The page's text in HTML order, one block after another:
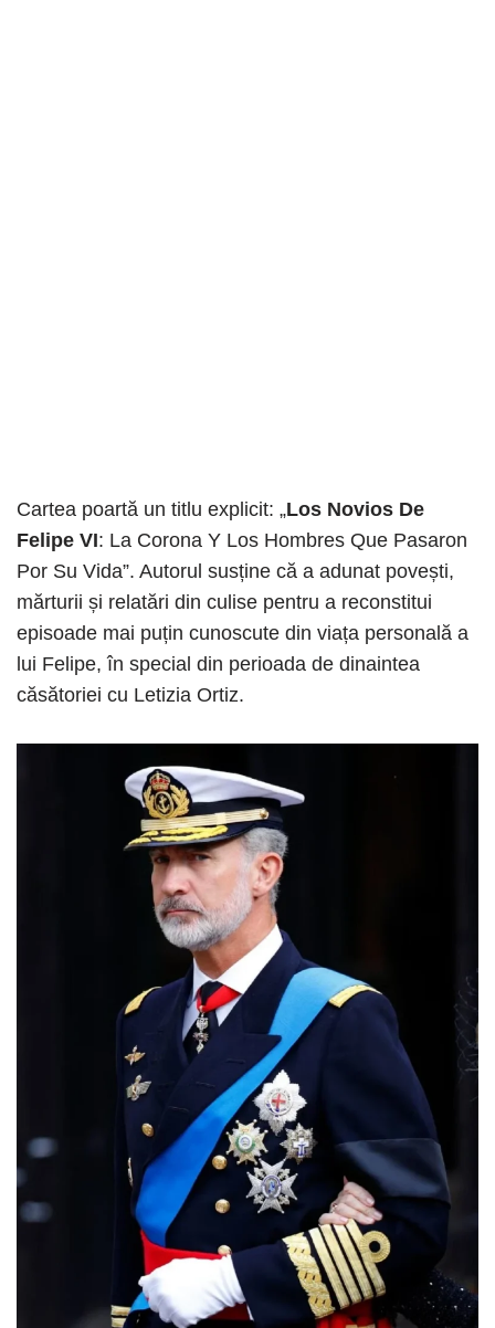
Cartea poartă un titlu explicit: „Los Novios De
Felipe VI: La Corona Y Los Hombres Que Pasaron
Por Su Vida”. Autorul susține că a adunat povești,
mărturii și relatări din culise pentru a reconstitui
episoade mai puțin cunoscute din viața personală a
lui Felipe, în special din perioada de dinaintea
căsătoriei cu Letizia Ortiz.